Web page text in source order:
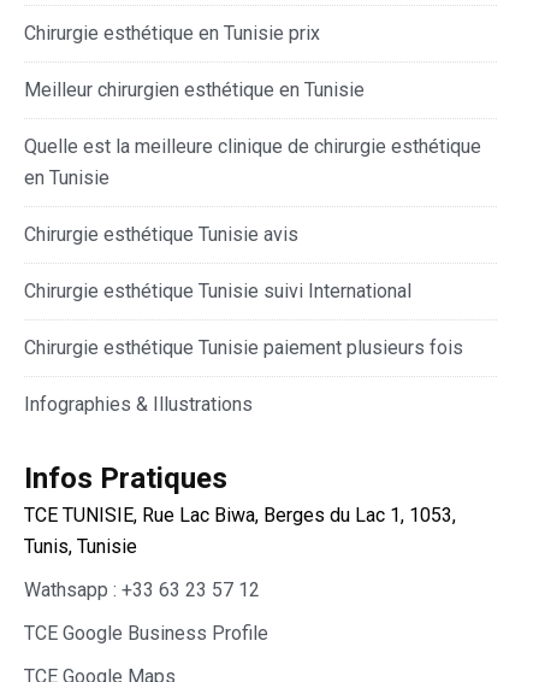
Chirurgie esthétique en Tunisie prix
Meilleur chirurgien esthétique en Tunisie
Quelle est la meilleure clinique de chirurgie esthétique
en Tunisie
Chirurgie esthétique Tunisie avis
Chirurgie esthétique Tunisie suivi International
Chirurgie esthétique Tunisie paiement plusieurs fois
Infographies & Illustrations
Infos Pratiques
TCE TUNISIE, Rue Lac Biwa, Berges du Lac 1, 1053,
Tunis, Tunisie
Wathsapp : +33 63 23 57 12
TCE Google Business Profile
TCE Google Maps